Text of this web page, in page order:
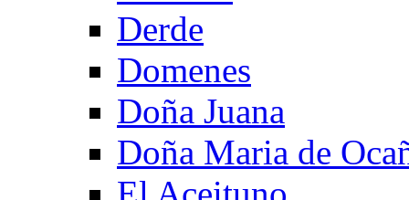
Derde
Domenes
Doña Juana
Doña Maria de